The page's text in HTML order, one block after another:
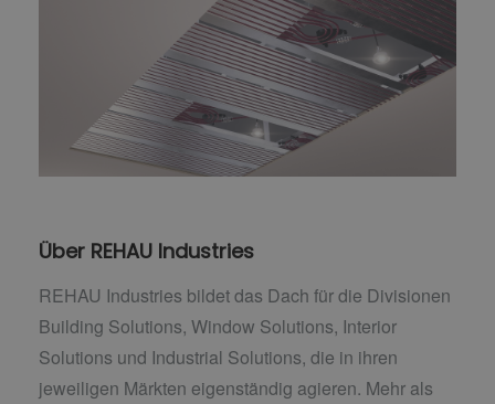
Über REHAU Industries
REHAU Industries bildet das Dach für die Divisionen
Building Solutions, Window Solutions, Interior
Solutions und Industrial Solutions, die in ihren
jeweiligen Märkten eigenständig agieren. Mehr als